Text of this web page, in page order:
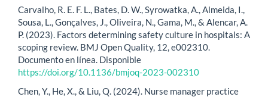
Carvalho, R. E. F. L., Bates, D. W., Syrowatka, A., Almeida, I.,
Sousa, L., Gonçalves, J., Oliveira, N., Gama, M., & Alencar, A.
P. (2023). Factors determining safety culture in hospitals: A
scoping review. BMJ Open Quality, 12, e002310.
Documento en línea. Disponible
https://doi.org/10.1136/bmjoq-2023-002310
Chen, Y., He, X., & Liu, Q. (2024). Nurse manager practice